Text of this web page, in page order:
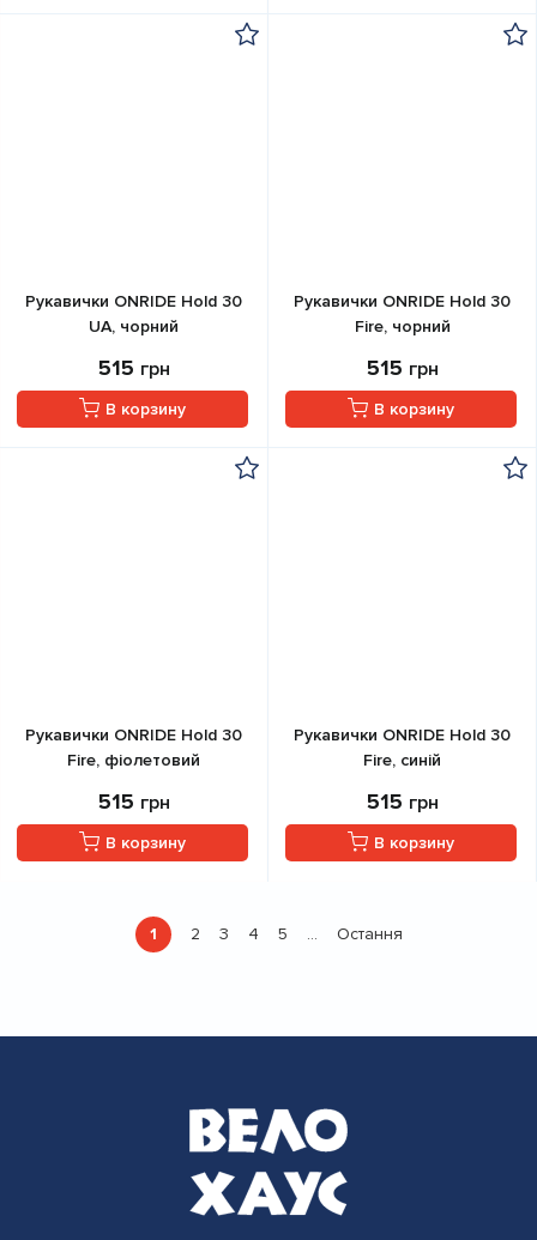
Рукавички ONRIDE Hold 30
UA, чорний
515 грн
В корзину
Рукавички ONRIDE Hold 30
Fire, чорний
515 грн
В корзину
Рукавички ONRIDE Hold 30
Fire, фіолетовий
515 грн
В корзину
Рукавички ONRIDE Hold 30
Fire, синій
515 грн
В корзину
Розбивка
на
Поточна
сторінка
1 Страница
2 Страница
3 Страница
4 Страница
5 …
Остання
Остання